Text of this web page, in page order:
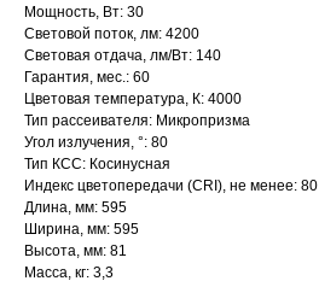
Мощность, Вт: 30
Световой поток, лм: 4200
Световая отдача, лм/Вт: 140
Гарантия, мес.: 60
Цветовая температура, К: 4000
Тип рассеивателя: Микропризма
Угол излучения, °: 80
Тип КСС: Косинусная
Индекс цветопередачи (CRI), не менее: 80
Длина, мм: 595
Ширина, мм: 595
Высота, мм: 81
Масса, кг: 3,3